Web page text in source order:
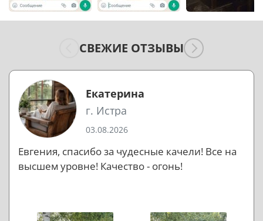
СВЕЖИЕ ОТЗЫВЫ
Екатерина
г. Истра
03.08.2026
Евгения, спасибо за чудесные качели! Все на
высшем уровне! Качество - огонь!